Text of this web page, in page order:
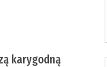
karygodną